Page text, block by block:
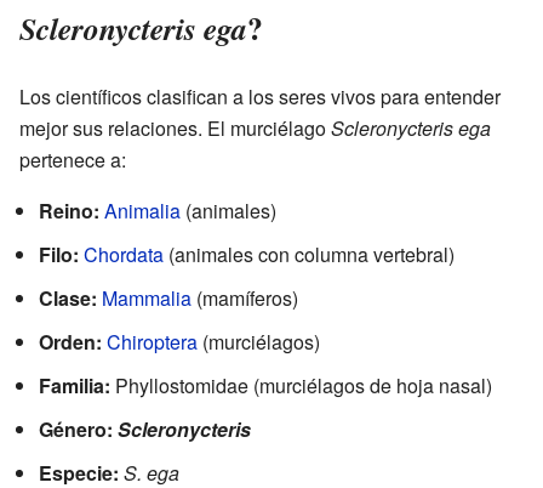
Scleronycteris ega?
Los científicos clasifican a los seres vivos para entender
mejor sus relaciones. El murciélagoScleronycteris ega
pertenece a:
Reino: Animalia (animales)
Filo: Chordata (animales con columna vertebral)
Clase: Mammalia (mamíferos)
Orden: Chiroptera (murciélagos)
Familia: Phyllostomidae (murciélagos de hoja nasal)
Género: Scleronycteris
Especie: S. ega